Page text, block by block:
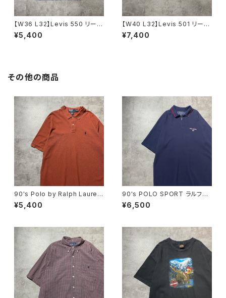
【W36 L32】Levis 550 リーバ
イス ジッパーフライ バギ
ー テーパード 140周年 デ
¥5,400
【W40 L32】Levis 501 リーバ
イス ボタンフライ ストレー
ト ブラックデニム ジーンズ
¥7,400
その他の商品
90's Polo by Ralph Lauren
ポロバイラルフローレン 刺繍
ワンポイント ポニー ブラウ
¥5,400
90's POLO SPORT ラルフロ
ーレン ポロスポーツ ハーフ
ジップ 刺繍ワンポイント 鹿
¥6,500